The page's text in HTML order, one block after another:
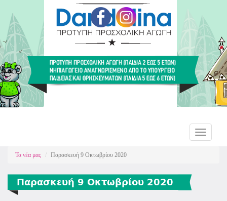
κυρίως
περιεχόμενο
Toggle
navigation
Τα νέα μας
Παρασκευή 9 Οκτωβρίου 2020
Παρασκευή 9 Οκτωβρίου 2020